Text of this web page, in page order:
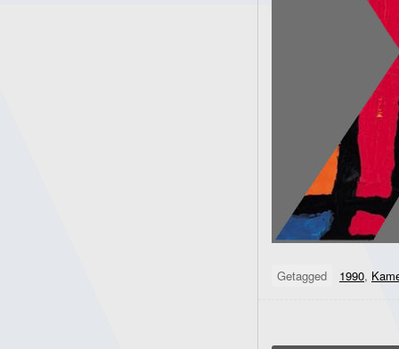
Getagged 1990,